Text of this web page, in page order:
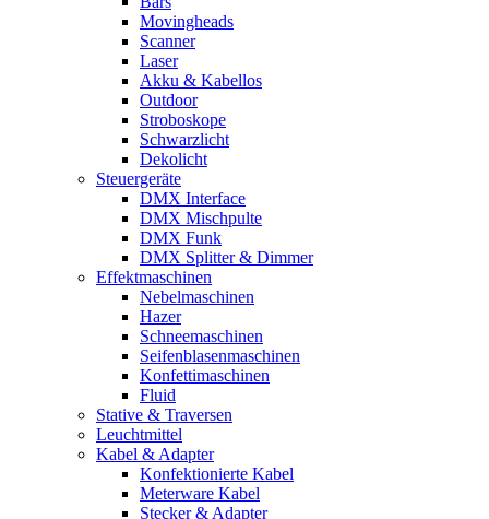
Movingheads
Scanner
Laser
Akku & Kabellos
Outdoor
Stroboskope
Schwarzlicht
Dekolicht
Steuergeräte
DMX Interface
DMX Mischpulte
DMX Funk
DMX Splitter & Dimmer
Effektmaschinen
Nebelmaschinen
Hazer
Schneemaschinen
Seifenblasenmaschinen
Konfettimaschinen
Fluid
Stative & Traversen
Leuchtmittel
Kabel & Adapter
Konfektionierte Kabel
Meterware Kabel
Stecker & Adapter